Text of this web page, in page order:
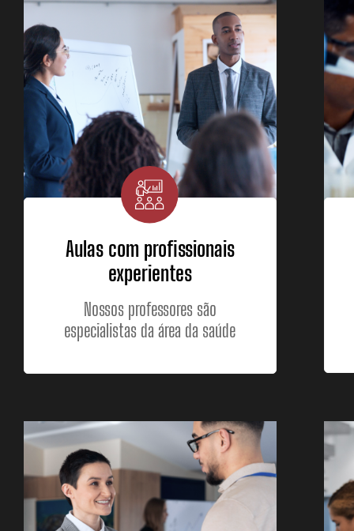
Aulas com profissionais
experientes
Nossos professores são
especialistas da área da saúde